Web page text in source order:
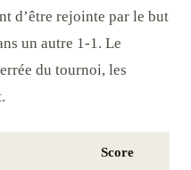
d’être rejointe par le but
un autre 1-1. Le
du tournoi, les
Score